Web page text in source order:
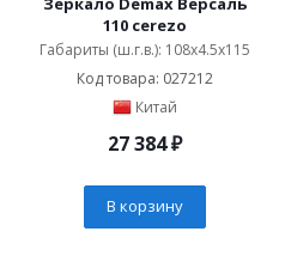
110 сerezo
Габариты (ш.г.в.): 108x4.5x115
Код товара: 027212
Китай
27 384₽
В корзину